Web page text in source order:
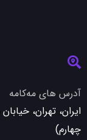
آدرس های مه‌کامه
ایران، تهران،
چهارم)